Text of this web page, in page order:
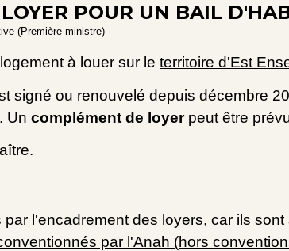
POUR UN BAIL
(Première ministre)
à louer sur le territoire d'Est
signé ou renouvelé depuis décembre
Un complément de loyerpeut être
l'encadrement des loyers, car ils
par l'Anah (hors